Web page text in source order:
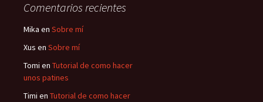
Comentarios recientes
Mika en Sobre mí
Xus en Sobre mí
Tomi en Tutorial de como hacer
unos patines
Timi en Tutorial de como hacer